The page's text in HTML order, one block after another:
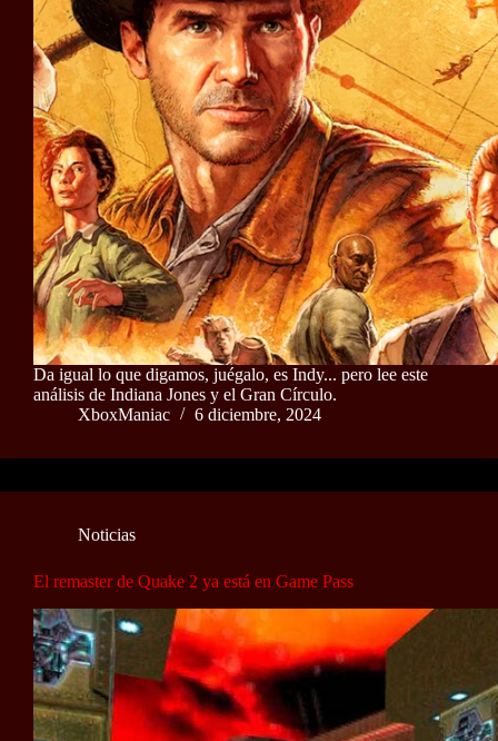
Da igual lo que digamos, juégalo, es Indy... pero lee este
análisis de Indiana Jones y el Gran Círculo.
XboxManiac
6 diciembre, 2024
Noticias
El remaster de Quake 2 ya está en Game Pass